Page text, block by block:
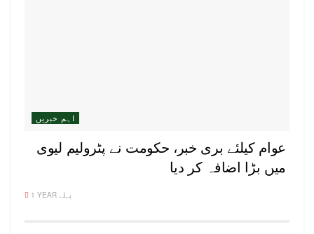
اہم خبریں
عوام کیلئے بری خبر، حکومت نے پٹرولیم لیوی
میں بڑا اضافہ کر دیا
1 YEAR پہلے